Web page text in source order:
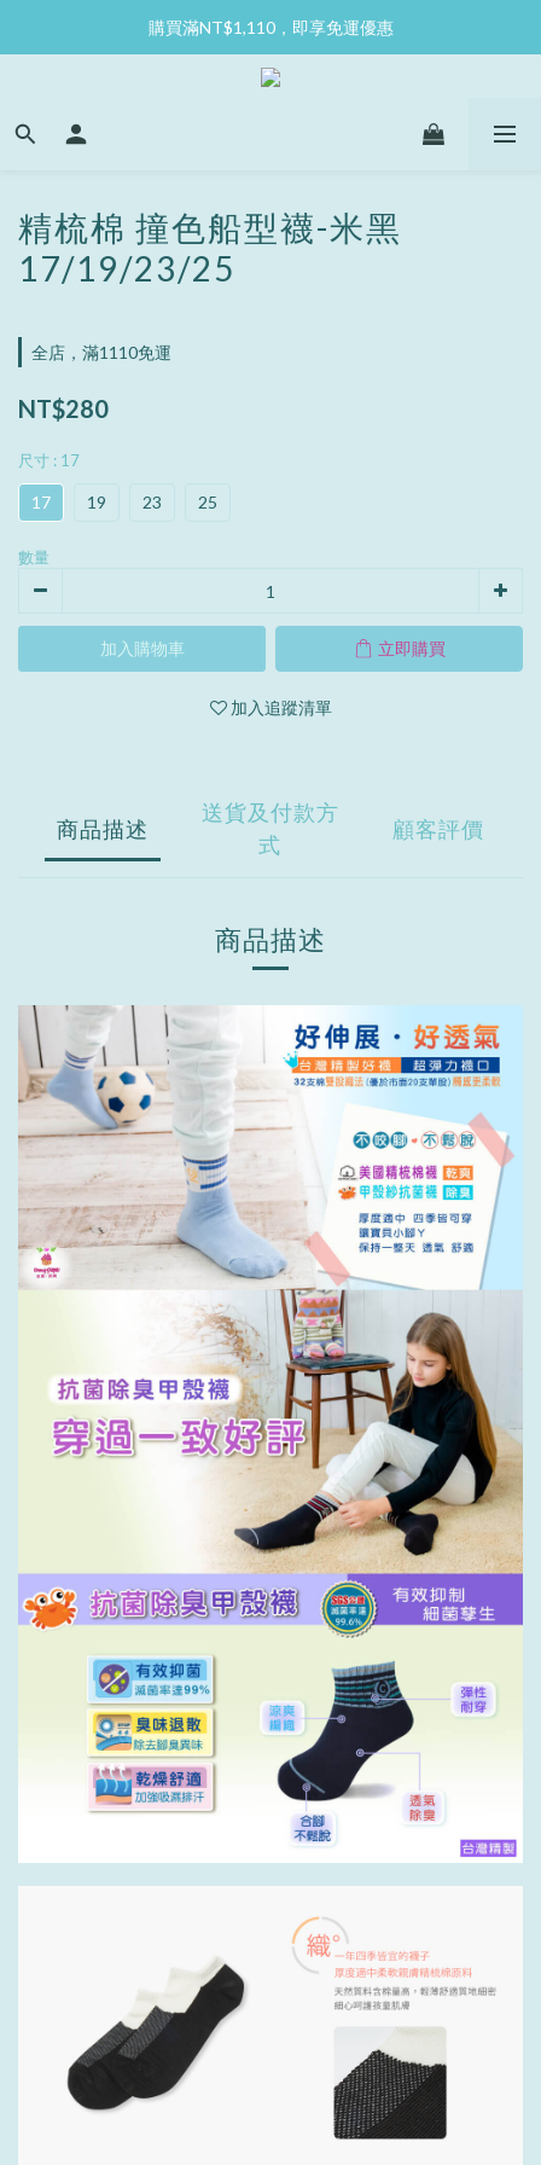
購買滿NT$1,110，即享免運優惠
精梳棉 撞色船型襪-米黑
17/19/23/25
全店，滿1110免運
NT$280
尺寸 : 17
17 19 23 25
數量
加入購物車 立即購買
加入追蹤清單
商品描述
送貨及付款方
式
顧客評價
商品描述